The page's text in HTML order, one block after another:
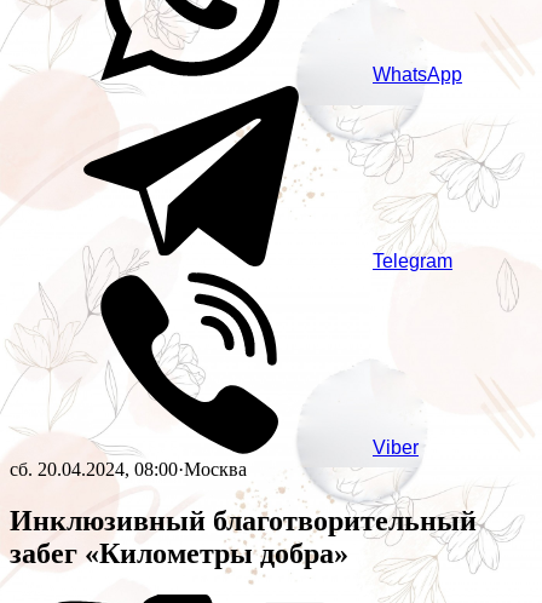
WhatsApp
Telegram
Viber
сб. 20.04.2024, 08:00·Москва
Инклюзивный благотворительный
забег «Километры добра»